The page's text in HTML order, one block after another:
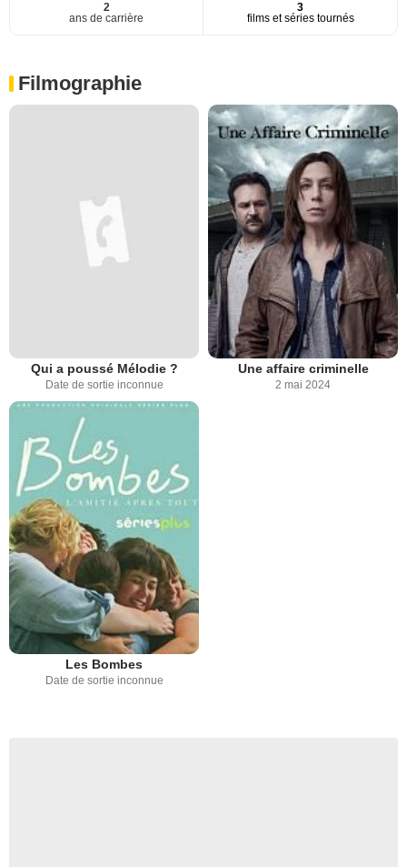
2
ans de carrière
3
films et séries tournés
Filmographie
Qui a poussé Mélodie ?
Date de sortie inconnue
Une affaire criminelle
2 mai 2024
Les Bombes
Date de sortie inconnue